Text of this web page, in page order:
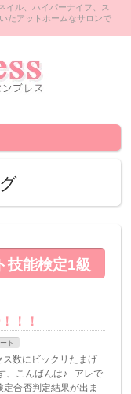
イル、ハイパーナイフ、ス
たアットホームなサロンで
技能検定1級
！！
ト
数にビックリたまげ
、こんばんは♪ アレで
合否判定結果が出ま